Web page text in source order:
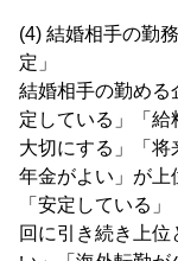
(4) 結婚相手の勤
定」
結婚相手の勤める
定している」「給
大切にする」「
年金がよい」が上
「安定している
回に引き続き上